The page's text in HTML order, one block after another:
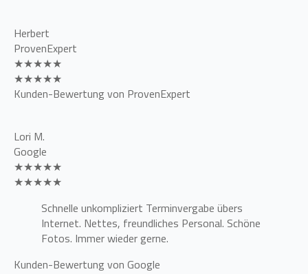
Herbert
ProvenExpert
★★★★★
★★★★★
Kunden-Bewertung von ProvenExpert
Lori M.
Google
★★★★★
★★★★★
Schnelle unkompliziert Terminvergabe übers
Internet. Nettes, freundliches Personal. Schöne
Fotos. Immer wieder gerne.
Kunden-Bewertung von Google